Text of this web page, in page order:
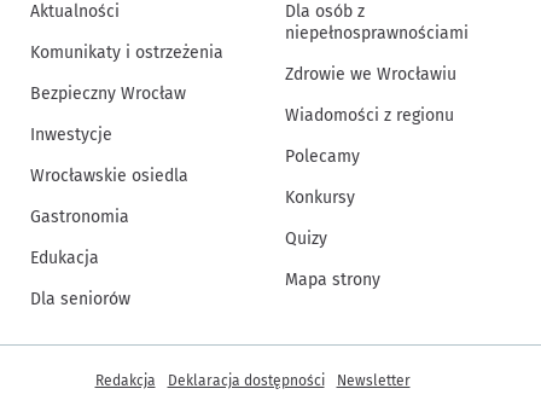
Aktualności
Komunikaty i ostrzeżenia
Bezpieczny Wrocław
Inwestycje
Wrocławskie osiedla
Gastronomia
Edukacja
Dla seniorów
Dla osób z
niepełnosprawnościami
Zdrowie we Wrocławiu
Wiadomości z regionu
Polecamy
Konkursy
Quizy
Mapa strony
Inne informacje
Redakcja Deklaracja dostępności Newsletter